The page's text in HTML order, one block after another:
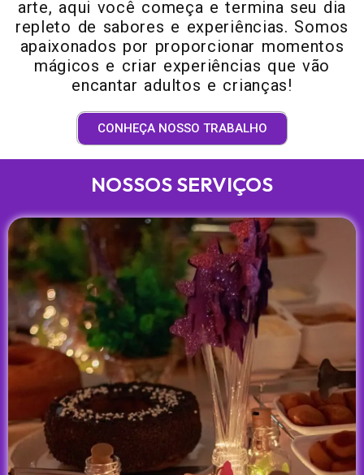
arte, aqui você começa e termina seu dia
repleto de sabores e experiências. Somos
apaixonados por proporcionar momentos
mágicos e criar experiências que vão
encantar adultos e crianças!
CONHEÇA NOSSO TRABALHO
NOSSOS SERVIÇOS